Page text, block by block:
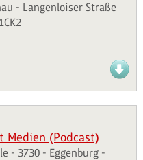
- Langenloiser Straße
Medien (Podcast)
- 3730 - Eggenburg -